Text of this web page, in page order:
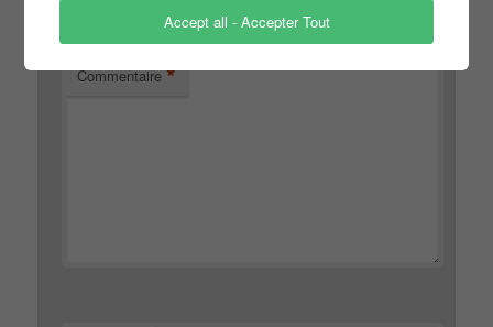
Commentaire *
Accept all - Accepter Tout